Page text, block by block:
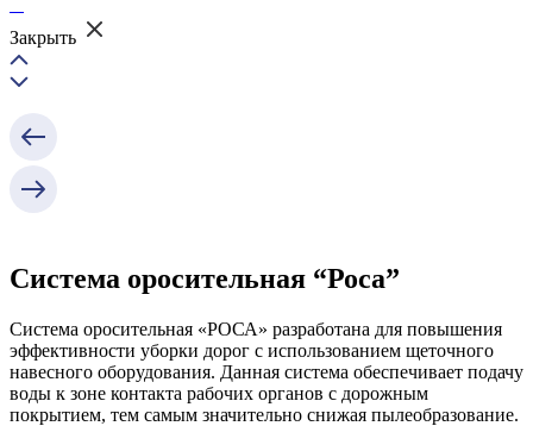
Закрыть
Система оросительная “Роса”
Система оросительная «РОСА» разработана для повышения
эффективности уборки дорог с использованием щеточного
навесного оборудования. Данная система обеспечивает подачу
воды к зоне контакта рабочих органов с дорожным
покрытием, тем самым значительно снижая пылеобразование.